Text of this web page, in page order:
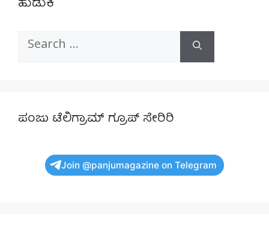
Search
ಪಂಜು ಟೆಲಿಗ್ರಾಮ್ ಗ್ರೂಪ್ ಸೇರಿರಿ
Join @panjumagazine on Telegram